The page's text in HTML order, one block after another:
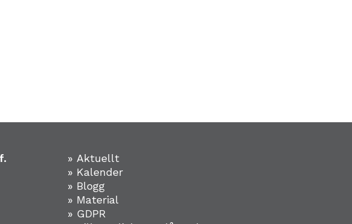
» Aktuellt
» Kalender
» Blogg
» Material
» GDPR